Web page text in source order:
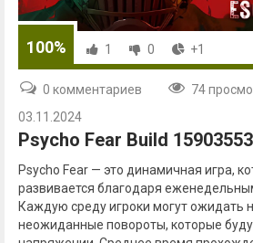
100% 1 0 +1
0 комментариев
74
03.11.2024
Psycho Fear Build
Psycho Fear — это динамичная игра,
развивается благодаря
Каждую среду игроки могут ожидать
неожиданные повороты, которые